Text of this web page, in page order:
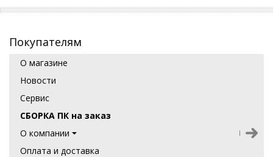
Покупателям
О магазине
Новости
Сервис
СБОРКА ПК на заказ
О компании
Оплата и доставка